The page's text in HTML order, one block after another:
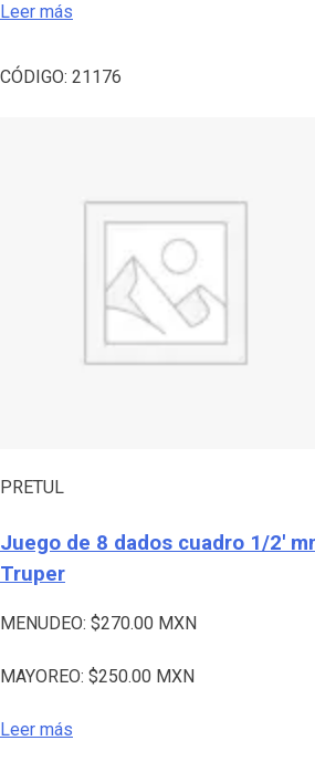
Leer más
CÓDIGO: 21176
PRETUL
Juego de 8 dados cuadro 1/2′
Truper
MENUDEO: $270.00 MXN
MAYOREO: $250.00 MXN
Leer más